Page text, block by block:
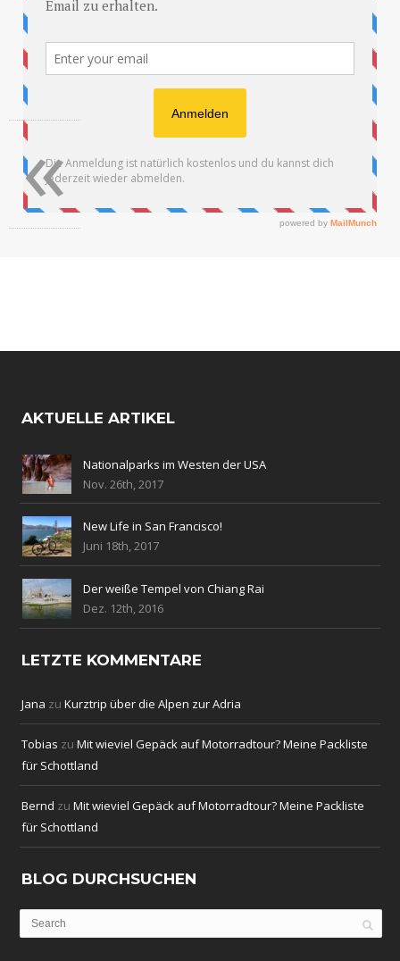
AKTUELLE ARTIKEL
Nationalparks im Westen der USA
Nov. 26th, 2017
New Life in San Francisco!
Juni 18th, 2017
Der weiße Tempel von Chiang Rai
Dez. 12th, 2016
LETZTE KOMMENTARE
Jana zuKurztrip über die Alpen zur Adria
Tobias zuMit wieviel Gepäck auf Motorradtour? Meine Packliste
für Schottland
Bernd zuMit wieviel Gepäck auf Motorradtour? Meine Packliste
für Schottland
BLOG DURCHSUCHEN
«